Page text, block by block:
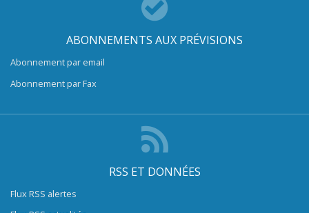
ABONNEMENTS AUX PRÉVISIONS
Abonnement par email
Abonnement par Fax
RSS ET DONNÉES
Flux RSS alertes